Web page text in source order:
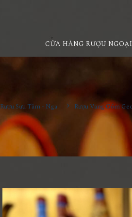
CỬA HÀNG RƯỢU NGOẠI
Rượu Sưu Tầm - Nga